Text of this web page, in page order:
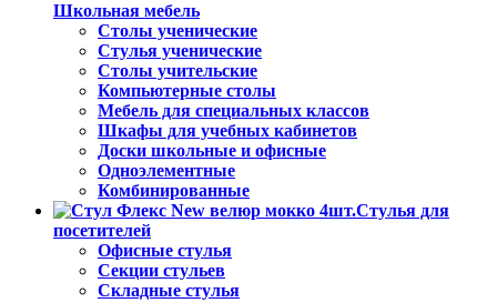
Школьная мебель
Столы ученические
Стулья ученические
Столы учительские
Компьютерные столы
Мебель для специальных классов
Шкафы для учебных кабинетов
Доски школьные и офисные
Одноэлементные
Комбинированные
Стулья для
посетителей
Офисные стулья
Секции стульев
Складные стулья